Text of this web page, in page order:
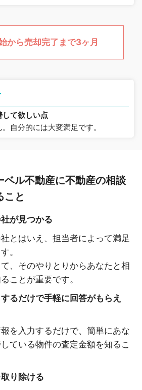
から売却完了まで3ヶ月
して欲しい点
自分的には大変満足です。
ル不動産に不動産の相談
こと
が見つかる
とはいえ、担当者によって満足
。
、そのやりとりからあなたと相
ことが重要です。
るだけで手軽に回答がもらえ
を入力するだけで、簡単にあな
ている物件の査定金額を知るこ
り除ける